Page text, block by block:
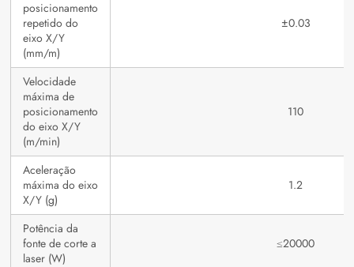
posicionamento
repetido do
eixo X/Y
(mm/m)
±0.03
Velocidade
máxima de
posicionamento
do eixo X/Y
(m/min)
110
Aceleração
máxima do eixo
X/Y (g)
1.2
Potência da
fonte de corte a
laser (W)
≤20000